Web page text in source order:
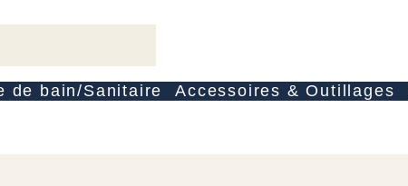
de bain/Sanitaire Accessoires & Outillages